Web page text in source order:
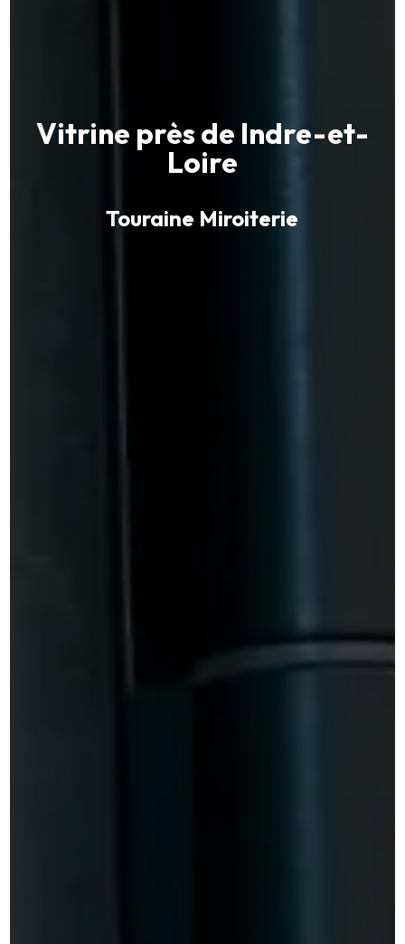
Vitrine près de Indre-et-
Loire
Touraine Miroiterie